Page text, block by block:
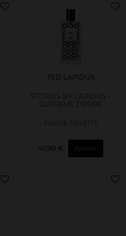
TED LAPIDUS
STORIES BY LAPIDUS -
SUPREME DESIRE
EAU DE TOILETTE
47,90 € Ajouter